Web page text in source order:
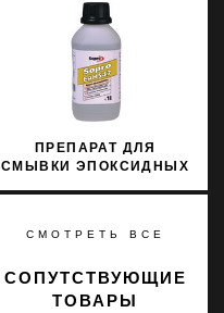
ПРЕПАРАТ ДЛЯ
СМЫВКИ ЭПОКСИДНЫХ
СМОТРЕТЬ ВСЕ
СОПУТСТВУЮЩИЕ
ТОВАРЫ